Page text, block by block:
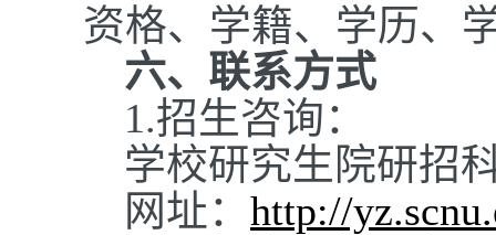
资格、学籍、学历、
六、联系方式
1.招生咨询：
学校研究生院研招
网址： http://